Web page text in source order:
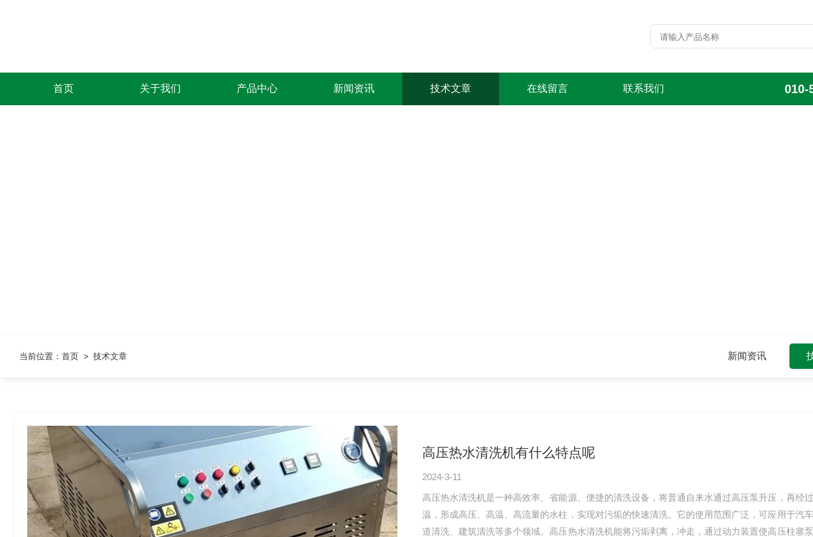
首页 关于我们 产品中心 新闻资讯 技术文章 在线留言 联系我们 010-
当前位置： 首页 > 技术文章 新闻资讯
高压热水清洗机有什么特点呢
2024-3-11
高压热水清洗机是一种高效率、省能源、便捷的清洗设备，将普通自来水通过高压泵升压，再经
温，形成高压、高温、高流量的水柱，实现对污垢的快速清洗。它的使用范围广泛，可应用于汽
道清洗、建筑清洗等多个领域。高压热水清洗机能将污垢剥离，冲走，通过动力装置使高压柱塞